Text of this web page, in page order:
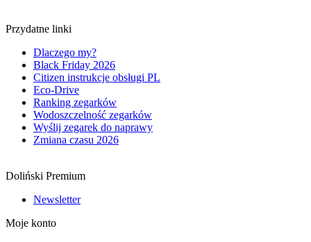
Przydatne linki
Dlaczego my?
Black Friday 2026
Citizen instrukcje obsługi PL
Eco-Drive
Ranking zegarków
Wodoszczelność zegarków
Wyślij zegarek do naprawy
Zmiana czasu 2026
Doliński Premium
Newsletter
Moje konto